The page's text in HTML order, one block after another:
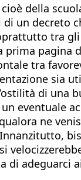
della
un decreto
tra
prima
tra
sia
di
eventuale
ne
di adeguarci